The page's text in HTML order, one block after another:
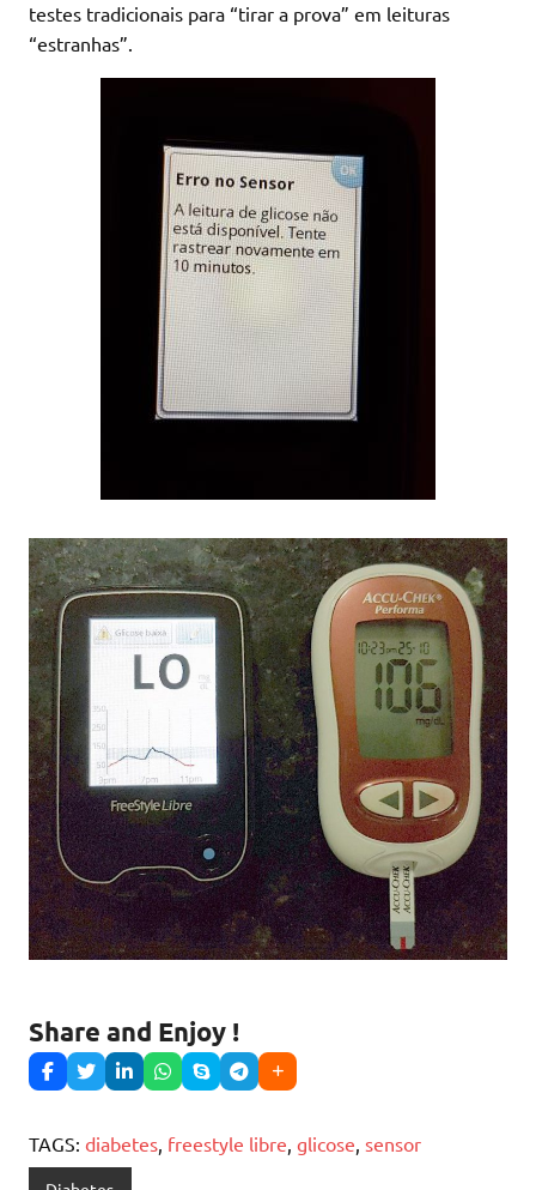
testes tradicionais para “tirar a prova” em leituras
“estranhas”.
Share and Enjoy !
TAGS: diabetes, freestyle libre, glicose, sensor